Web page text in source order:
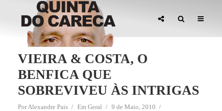
VIEIRA & COSTA, O
BENFICA QUE
SOBREVIVEU ÀS INTRIGAS
PorAlexandre Pais Em Geral
9 de Maio, 2010